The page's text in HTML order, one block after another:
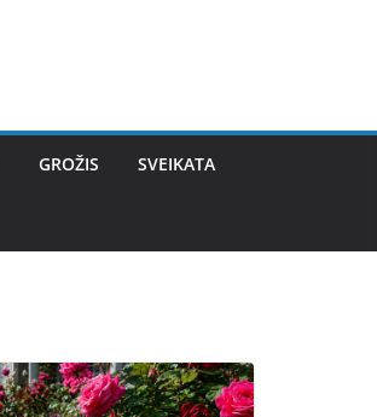
GROŽIS SVEIKATA